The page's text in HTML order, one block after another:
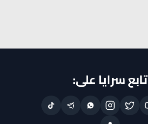
تابع سرايا على: